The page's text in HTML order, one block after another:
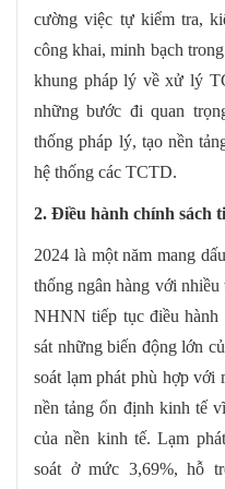
cường việc tự kiểm tra,
công khai, minh bạch
khung pháp lý về xử lý
những bước đi quan
thống pháp lý, tạo nền
hệ thống các TCTD.
2. Điều hành chính sách
2024 là một năm mang
thống ngân hàng với
NHNN tiếp tục điều hành
sát những biến động lớn
soát lạm phát phù hợp với
nền tảng ổn định kinh tế
của nền kinh tế. Lạm
soát ở mức 3,69%, hỗ